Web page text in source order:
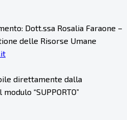
Dott.ssa Rosalia Faraone –
delle Risorse Umane
direttamente dalla
“SUPPORTO”